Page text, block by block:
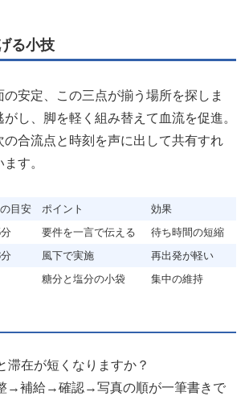
る小技
の安定、この三点が揃う場所を探しま
し、脚を軽く組み替えて血流を促進。
の合流点と時刻を声に出して共有すれ
す。
目安 ポイント
効果
要件を一言で伝える
待ち時間の短縮
風下で実施
再出発が軽い
糖分と塩分の小袋 集中の維持
滞在が短くなりますか？
→補給→確認→写真の順が一筆書きで